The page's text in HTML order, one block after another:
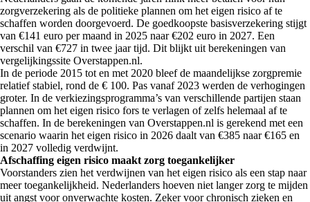
zorgverzekering als de politieke plannen om het eigen risico af te
schaffen worden doorgevoerd. De goedkoopste basisverzekering stijgt
van €141 euro per maand in 2025 naar €202 euro in 2027. Een
verschil van €727 in twee jaar tijd. Dit blijkt uit berekeningen van
vergelijkingssite Overstappen.nl.
In de periode 2015 tot en met 2020 bleef de maandelijkse zorgpremie
relatief stabiel, rond de € 100. Pas vanaf 2023 werden de verhogingen
groter. In de verkiezingsprogramma’s van verschillende partijen staan
plannen om het eigen risico fors te verlagen of zelfs helemaal af te
schaffen. In de berekeningen van Overstappen.nl is gerekend met een
scenario waarin het eigen risico in 2026 daalt van €385 naar €165 en
in 2027 volledig verdwijnt.
Afschaffing eigen risico maakt zorg toegankelijker
Voorstanders zien het verdwijnen van het eigen risico als een stap naar
meer toegankelijkheid. Nederlanders hoeven niet langer zorg te mijden
uit angst voor onverwachte kosten. Zeker voor chronisch zieken en